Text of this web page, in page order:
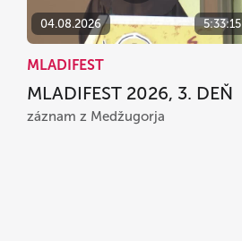
04.08.2026 5:33:15
MLADIFEST
MLADIFEST 2026, 3. DEŇ
záznam z Medžugorja